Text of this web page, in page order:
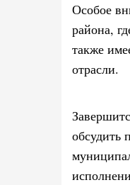
Особое
района,
также
отрасли.
обсудить